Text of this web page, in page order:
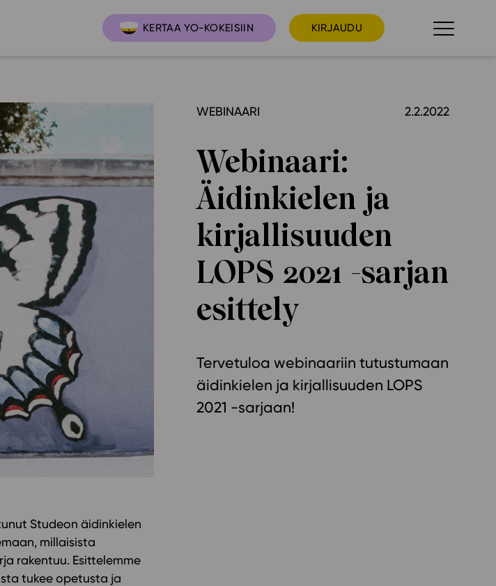
KERTAA YO-KOKEISIIN KIRJAUDU
Ominaisuudet
Tapahtumakalenteri
Webinaari­tallenteet
Suosittelut
Ohjevideot
Oppikirjailijat
Tietoa meistä
Eettiset periaatteet
Ota yhteyttä
In English
WEBINAARI 2.2.2022
Webinaari:
Äidinkielen ja
kirjallisuuden
LOPS 2021 -sarjan
esittely
Tervetuloa webinaariin tutustumaan
äidinkielen ja kirjallisuuden LOPS
2021 -sarjaan!
Studeon äidinkielen
millaisista
rakentuu. Esittelemme
tukee opetusta ja